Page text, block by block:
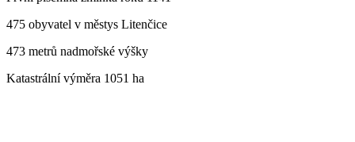
475 obyvatel v městys Litenčice
473 metrů nadmořské výšky
Katastrální výměra 1051 ha